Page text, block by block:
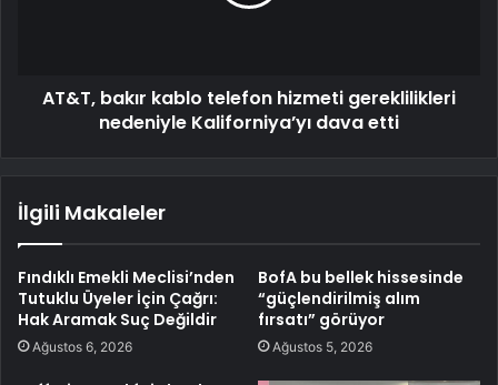
AT&T, bakır kablo telefon hizmeti gereklilikleri
nedeniyle Kaliforniya’yı dava etti
İlgili Makaleler
Fındıklı Emekli Meclisi’nden
Tutuklu Üyeler İçin Çağrı:
Hak Aramak Suç Değildir
Ağustos 6, 2026
BofA bu bellek hissesinde
“güçlendirilmiş alım
fırsatı” görüyor
Ağustos 5, 2026